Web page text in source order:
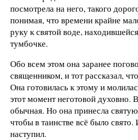
посмотрела на него, такого
понимая, что времени крайне
руку к святой воде,
тумбочке.
Обо всем этом она заранее
священником, и тот рассказал,
Она готовилась к этому и
этот момент неготовой
обычная. Но она принесла святую
чтобы в таинстве всё было
наступил.